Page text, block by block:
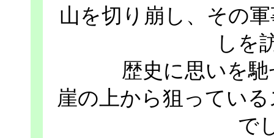
山を切り崩し、その
しを
歴史に思いを
崖の上から狙ってい
で